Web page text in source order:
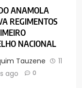
ANAMOLA
REGIMENTOS
NACIONAL
Tauzene
11
ago
0